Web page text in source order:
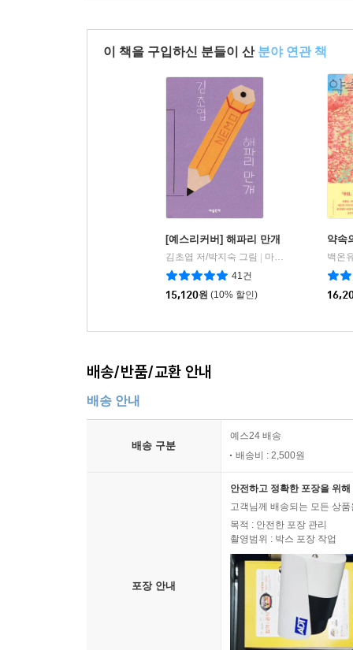
이 책을 구입하신 분들이 산 분야 연관 책
[예스리커버] 해파리 만개
김초엽 저/박지숙 그림
마음산책
41건
15,120원 (10% 할인)
약속
백온
배송/반품/교환 안내
배송 안내
배송 구분
예스24 배송
배송비 : 2,500원
포장 안내
안전하고 정확한 포장을 위
고객님께 배송되는 모든 상
목적 : 안전한 포장 관리
촬영범위 : 박스 포장 작업